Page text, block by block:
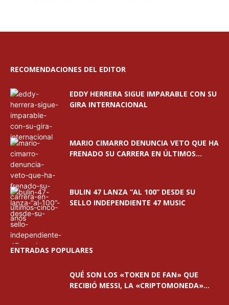
RECOMENDACIONES DEL EDITOR
EDDY HERRERA SIGUE IMPARABLE CON SU
GIRA INTERNACIONAL
MARIO CIMARRO DENUNCIA VETO QUE HA
FRENADO SU CARRERA EN ÚLTIMOS...
BULIN 47 LANZA “AL 100” DESDE SU
SELLO INDEPENDIENTE 47 MUSIC
ENTRADAS POPULARES
QUÉ SON LOS «TOKEN DE FAN» QUE
RECIBIÓ MESSI, LA «CRIPTOMONEDA»...